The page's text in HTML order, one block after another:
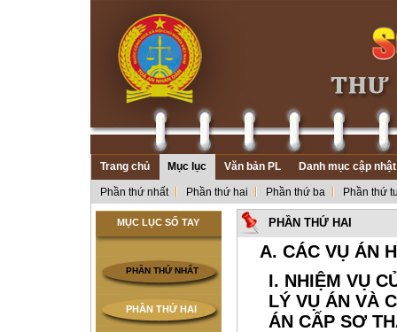
Trang chủ Mục lục
Phần thứ nhất Phần thứ hai Phần thứ ba Phần thứ
Văn bản PL Danh mục cập nhật
MỤC LỤC SỔ TAY
PHẦN THỨ NHẤT
PHẦN THỨ HAI
PHẦN THỨ HAI
A. CÁC VỤ ÁN
I. NHIỆM VỤ
LÝ VỤ ÁN VÀ
ÁN CẤP SƠ